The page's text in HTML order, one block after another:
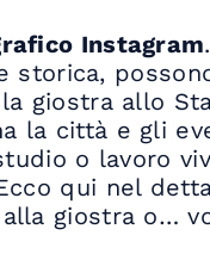
Instagram
storica,
giostra allo
la città e gli
o lavoro
qui nel
giostra o…